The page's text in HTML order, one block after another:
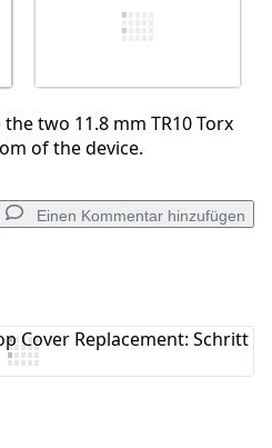
two 11.8 mm TR10 Torx
of the device.
Einen Kommentar hinzufügen